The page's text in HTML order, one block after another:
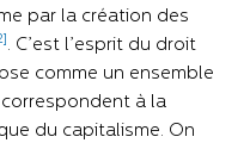
par la création des
. C’est l’esprit du droit
comme un ensemble
à la
du capitalisme. On